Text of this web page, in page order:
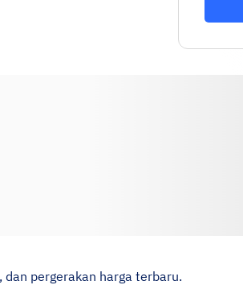
pergerakan harga terbaru.